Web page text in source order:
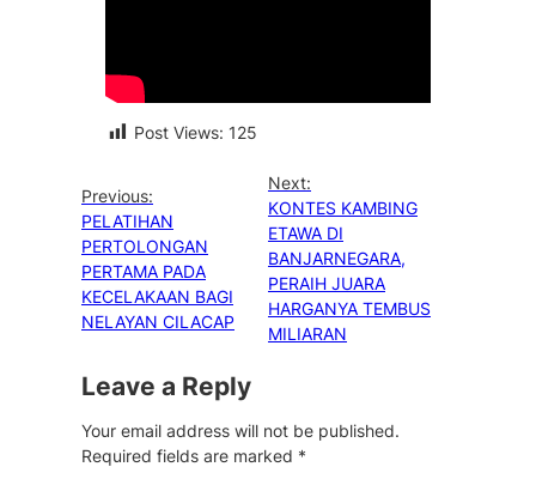
Post Views: 125
Previous:
PELATIHAN
PERTOLONGAN
PERTAMA PADA
KECELAKAAN BAGI
NELAYAN CILACAP
Next:
KONTES KAMBING
ETAWA DI
BANJARNEGARA,
PERAIH JUARA
HARGANYA TEMBUS
MILIARAN
Leave a Reply
Your email address will not be published.
Required fields are marked *